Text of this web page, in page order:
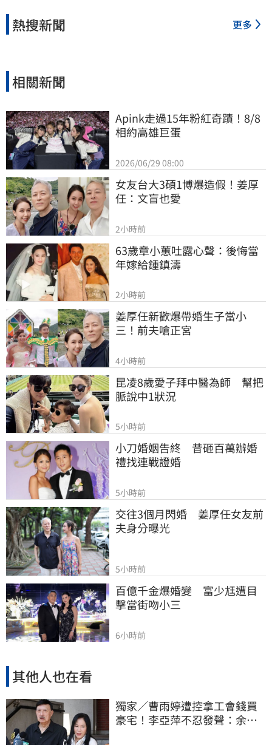
熱搜新聞 更多
相關新聞
Apink走過15年粉紅奇蹟！8/8
相約高雄巨蛋
2026/06/29 08:00
女友台大3碩1博爆造假！姜厚
任：文盲也愛
2小時前
63歲章小蕙吐露心聲：後悔當
年嫁給鍾鎮濤
2小時前
姜厚任新歡爆帶婚生子當小
三！前夫嗆正宮
4小時前
昆凌8歲愛子拜中醫為師　幫把
脈說中1狀況
5小時前
小刀婚姻告終　昔砸百萬辦婚
禮找連戰證婚
5小時前
交往3個月閃婚　姜厚任女友前
夫身分曝光
5小時前
百億千金爆婚變　富少尪遭目
擊當街吻小三
6小時前
其他人也在看
獨家／曹雨婷遭控拿工會錢買
豪宅！李亞萍不忍發聲：余天